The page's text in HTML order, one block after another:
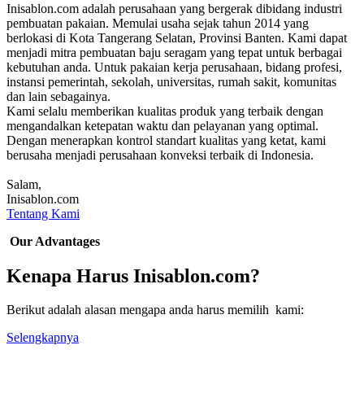
Inisablon.com adalah perusahaan yang bergerak dibidang industri
pembuatan pakaian. Memulai usaha sejak tahun 2014 yang
berlokasi di Kota Tangerang Selatan, Provinsi Banten. Kami dapat
menjadi mitra pembuatan baju seragam yang tepat untuk berbagai
kebutuhan anda. Untuk pakaian kerja perusahaan, bidang profesi,
instansi pemerintah, sekolah, universitas, rumah sakit, komunitas
dan lain sebagainya.
Kami selalu memberikan kualitas produk yang terbaik dengan
mengandalkan ketepatan waktu dan pelayanan yang optimal.
Dengan menerapkan kontrol standart kualitas yang ketat, kami
berusaha menjadi perusahaan konveksi terbaik di Indonesia.
Salam,
Inisablon.com
Tentang Kami
Our Advantages
Kenapa Harus Inisablon.com?
Berikut adalah alasan mengapa anda harus memilih kami:
Selengkapnya